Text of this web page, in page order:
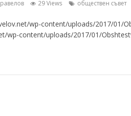
граници“
29 Views обществен съвет
wp-content/uploads/2017/01/
wp-content/uploads/2017/01/